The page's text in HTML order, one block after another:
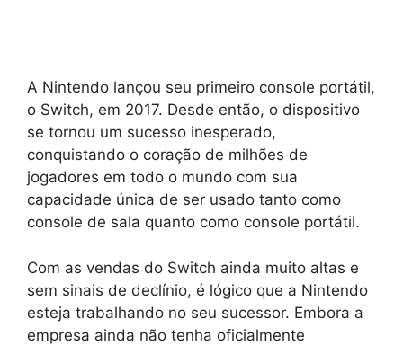
A Nintendo lançou seu primeiro console portátil,
o Switch, em 2017. Desde então, o dispositivo
se tornou um sucesso inesperado,
conquistando o coração de milhões de
jogadores em todo o mundo com sua
capacidade única de ser usado tanto como
console de sala quanto como console portátil.
Com as vendas do Switch ainda muito altas e
sem sinais de declínio, é lógico que a Nintendo
esteja trabalhando no seu sucessor. Embora a
empresa ainda não tenha oficialmente